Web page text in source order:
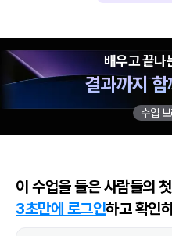
배우고 끝나
결과까지
수업 보
이 수업을 들은 사람들의
3초만에 로그인하고 확인